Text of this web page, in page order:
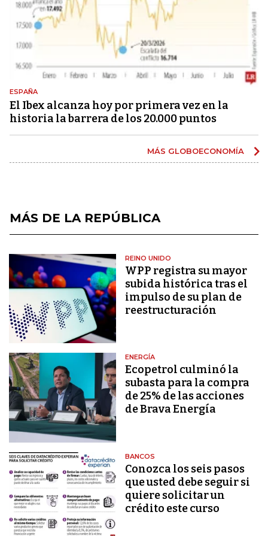
ESPAÑA
El Ibex alcanza hoy por primera vez en la
historia la barrera de los 20.000 puntos
MÁS GLOBOECONOMÍA
MÁS DE LA REPÚBLICA
REINO UNIDO
WPP registra su mayor
subida histórica tras el
impulso de su plan de
reestructuración
ENERGÍA
Ecopetrol culminó la
subasta para la compra
de 25% de las acciones
de Brava Energía
BANCOS
Conozca los seis pasos
que usted debe seguir si
quiere solicitar un
crédito este curso